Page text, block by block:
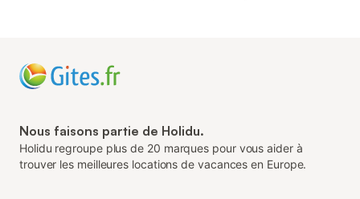
Nous faisons partie de Holidu.
Holidu regroupe plus de 20 marques pour vous aider à
trouver les meilleures locations de vacances en Europe.